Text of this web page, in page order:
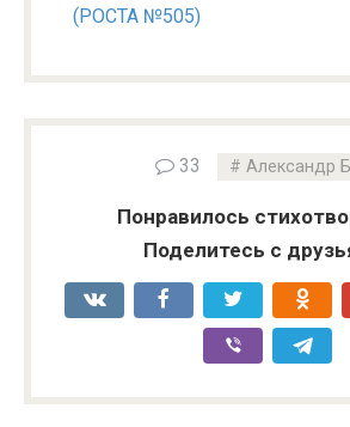
(РОСТА №505)
33 Александр
Понравилось
Поделитесь с